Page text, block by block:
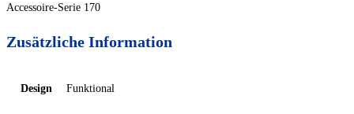
Accessoire-Serie 170
Zusätzliche Information
Design Funktional